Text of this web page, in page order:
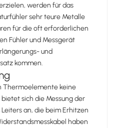
werden für das
sehr teure Metalle
für die oft erforderlichen
Fühler und Messgerät
und
kommen.
Thermoelemente keine
sich die Messung der
an, die beim Erhitzen
haben